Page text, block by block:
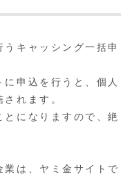
キャッシング一括申
申込を行うと、個人
れます。
になりますので、絶
は、ヤミ金サイトで